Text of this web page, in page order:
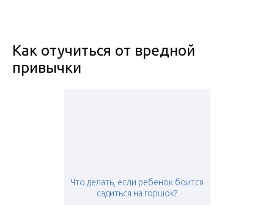
Как отучиться от вредной
привычки
Что делать, если ребенок боится
садиться на горшок?